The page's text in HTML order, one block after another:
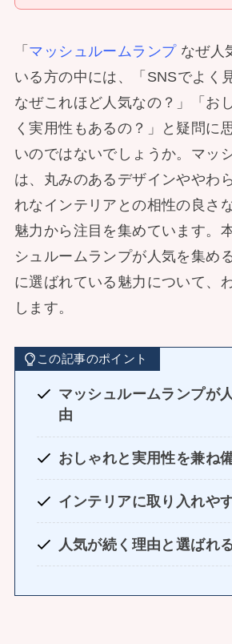
「 マッシュルームランプなぜ人
いる方の中には、「SNSでよく
なぜこれほど人気なの？」「お
く実用性もあるの？」と疑問に
いのではないでしょうか。マッ
は、丸みのあるデザインややわ
れなインテリアとの相性の良さ
魅力から注目を集めています。
シュルームランプが人気を集め
に選ばれている魅力について、
します。
この記事のポイント
マッシュルームランプが
由
おしゃれと実用性を兼ね
インテリアに取り入れや
人気が続く理由と選ばれ